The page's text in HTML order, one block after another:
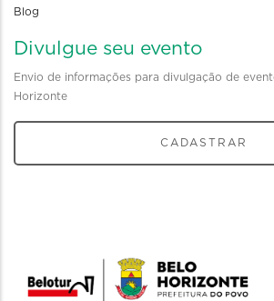
Blog
Divulgue seu evento
Envio de informações para divulgação de
Horizonte
CADASTRAR